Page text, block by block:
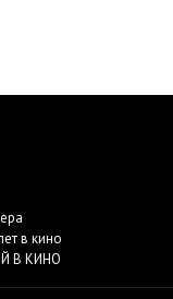
в кино
В КИНО